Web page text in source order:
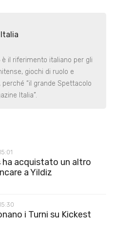
è il riferimento italiano per gli
giochi di ruolo e
“il grande Spettacolo
Italia”.
ha acquistato un altro
a Yildiz
i Turni su Kickest